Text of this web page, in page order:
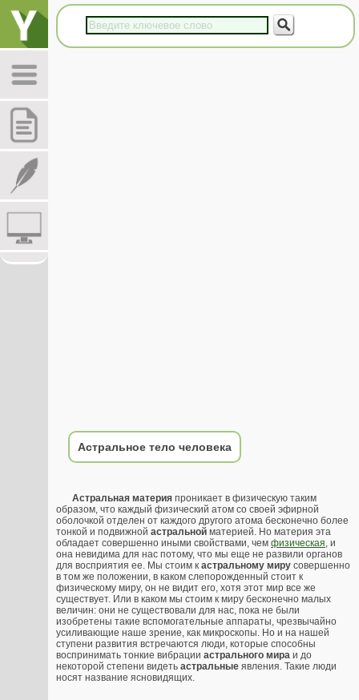
Астральное тело человека
Астральная материя проникает в физическую таким
образом, что каждый физический атом со своей эфирной
оболочкой отделен от каждого другого атома бесконечно более
тонкой и подвижной астральной материей. Но материя эта
обладает совершенно иными свойствами, чем физическая, и
она невидима для нас потому, что мы еще не развили органов
для восприятия ее. Мы стоим к астральному миру совершенно
в том же положении, в каком слепорожденный стоит к
физическому миру, он не видит его, хотя этот мир все же
существует. Или в каком мы стоим к миру бесконечно малых
величин: они не существовали для нас, пока не были
изобретены такие вспомогательные аппараты, чрезвычайно
усиливающие наше зрение, как микроскопы. Но и на нашей
ступени развития встречаются люди, которые способны
воспринимать тонкие вибрации астрального мира и до
некоторой степени видеть астральные явления. Такие люди
носят название ясновидящих.